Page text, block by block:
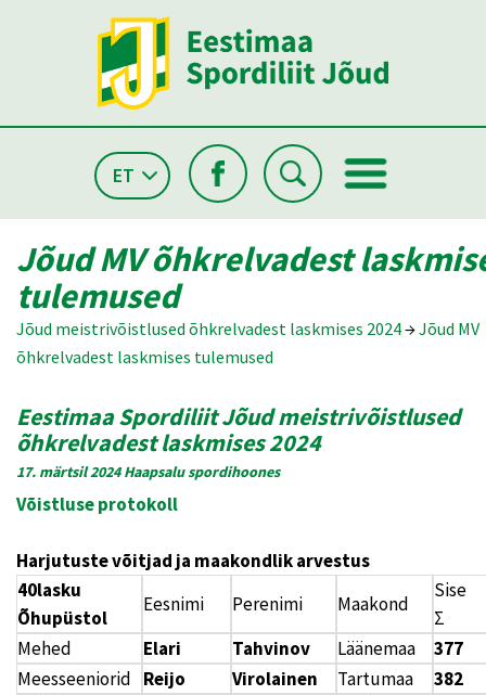
ET
Jõud MV õhkrelvadest
tulemused
Jõud meistrivõistlused õhkrelvadest laskmises 2024→Jõud MV
õhkrelvadest laskmises tulemused
Eestimaa Spordiliit Jõud meistrivõistlused
õhkrelvadest laskmises 2024
17. märtsil 2024 Haapsalu spordihoones
Võistluse protokoll
Harjutuste võitjad ja maakondlik arvestus
40lasku
Õhupüstol
Eesnimi Perenimi Maakond
Sise
Σ
Mehed
Elari Tahvinov Läänemaa
377
Meesseeniorid Reijo Virolainen Tartumaa
382